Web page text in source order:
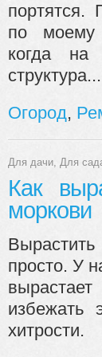
портятся.
по моему
когда на
структура...
Огород,
Для дачи Для
Как
моркови
просто. У
избежать
хитрости.